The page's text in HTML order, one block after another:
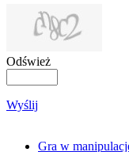
Odśwież
Wyślij
Gra w